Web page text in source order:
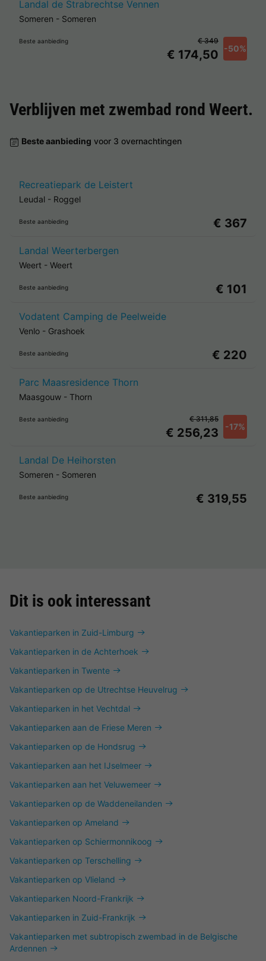
Landal de Strabrechtse Vennen
Someren - Someren
Beste aanbieding
€ 174,50 -50%
€ 349
Verblijven met zwembad rond Weert.
Beste aanbieding voor 3 overnachtingen
Recreatiepark de Leistert
Leudal - Roggel
Beste aanbieding € 367
Landal Weerterbergen
Weert - Weert
Beste aanbieding € 101
Vodatent Camping de Peelweide
Venlo - Grashoek
Beste aanbieding € 220
Parc Maasresidence Thorn
Maasgouw - Thorn
Beste aanbieding
€ 256,23 -17%
€ 311,85
Landal De Heihorsten
Someren - Someren
Beste aanbieding € 319,55
Dit is ook interessant
Vakantieparken in Zuid-Limburg
Vakantieparken in de Achterhoek
Vakantieparken in Twente
Vakantieparken op de Utrechtse Heuvelrug
Vakantieparken in het Vechtdal
Vakantieparken aan de Friese Meren
Vakantieparken op de Hondsrug
Vakantieparken aan het IJselmeer
Vakantieparken aan het Veluwemeer
Vakantieparken op de Waddeneilanden
Vakantieparken op Ameland
Vakantieparken op Schiermonnikoog
Vakantieparken op Terschelling
Vakantieparken op Vlieland
Vakantieparken Noord-Frankrijk
Vakantieparken in Zuid-Frankrijk
Vakantieparken met subtropisch zwembad in de Belgische
Ardennen